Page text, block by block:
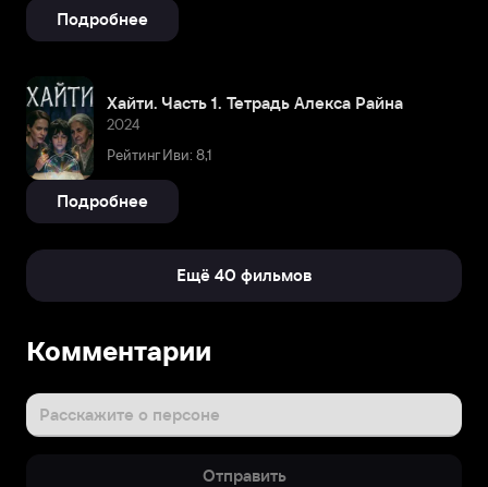
Подробнее
Хайти. Часть 1. Тетрадь Алекса Райна
2024
Рейтинг Иви: 8,1
Подробнее
Ещё 40 фильмов
Комментарии
Расскажите о персоне
Отправить